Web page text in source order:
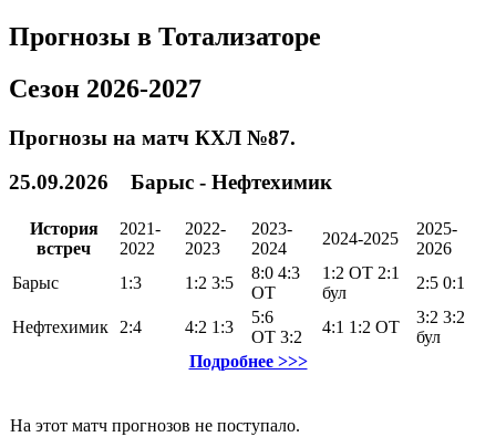
Прогнозы в Тотализаторе
Сезон 2026-2027
Прогнозы на матч КХЛ №87.
25.09.2026 Барыс - Нефтехимик
История
встреч
2021-
2022
2022-
2023
2023-
2024
2024-2025
2025-
2026
Барыс
1:3 1:2 3:5
8:0 4:3
ОТ
1:2 ОТ 2:1
бул
2:5 0:1
Нефтехимик 2:4 4:2 1:3
5:6
ОТ 3:2
4:1 1:2 ОТ
3:2 3:2
бул
Подробнее >>>
На этот матч прогнозов не поступало.